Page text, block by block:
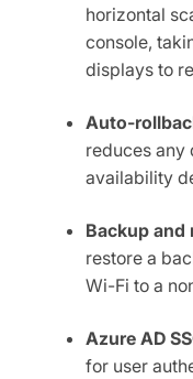
horizontal
console,
displays to
Auto-
reduces any
availability
Backup and
restore a
Wi-Fi to a
Azure AD
for user